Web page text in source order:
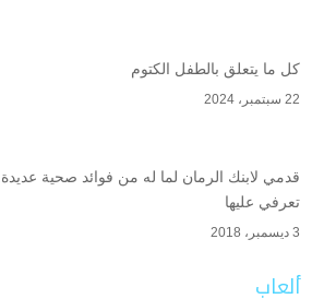
كل ما يتعلق بالطفل الكتوم
22 سبتمبر، 2024
قدمي لابنك الرمان لما له من فوائد صحية عديدة..
تعرفي عليها
3 ديسمبر، 2018
ألعاب